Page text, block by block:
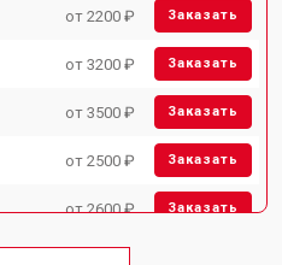
от 2200 ₽ Заказать
от 3200 ₽ Заказать
от 3500 ₽ Заказать
от 2500 ₽ Заказать
от 2600 ₽ Заказать